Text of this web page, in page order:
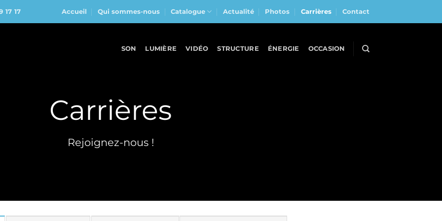
17 17 Accueil Qui sommes-nous Catalogue Actualité Photos Carrières Contact
SON LUMIÈRE VIDÉO STRUCTURE ÉNERGIE OCCASION
Carrières
Rejoignez-nous !